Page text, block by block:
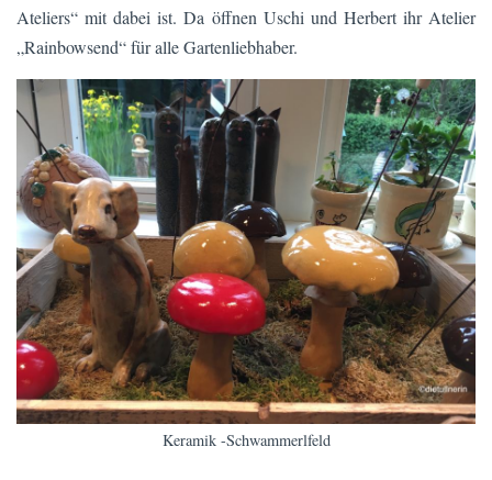
Ateliers“ mit dabei ist. Da öffnen Uschi und Herbert ihr Atelier
„Rainbowsend“ für alle Gartenliebhaber.
Keramik -Schwammerlfeld